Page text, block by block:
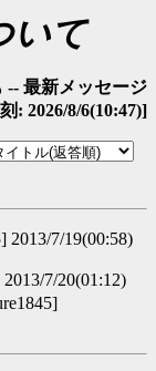
いて
-- 最新メッセージ
: 2026/8/6(10:47)]
2013/7/19(00:58)
7/20(01:12)